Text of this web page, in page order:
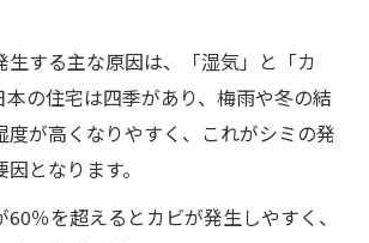
生する主な原因は、「湿気」と「カ
本の住宅は四季があり、梅雨や冬の結
度が高くなりやすく、これがシミの発
となります。
％を超えるとカビが発生しやすく、